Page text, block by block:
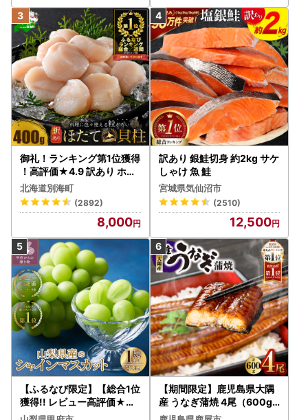
御礼！ランキング第1位獲得
！高評価★4.9 訳あり ホタ
テ 400g（ほたて 帆立 貝柱
冷凍 ）
北海道別海町
(2892)
8,000
訳あり 銀鮭切身 約2kg サケ
しゃけ 魚 鮭
宮城県気仙沼市
(2510)
12,500
【ふるなび限定】【総合1位
獲得!! レビュー高評価★】
〈2026年度配送分〉山梨
【期間限定】鹿児島県大隅
産 うなぎ蒲焼 4尾（600g
） KN007-004-04-cp18